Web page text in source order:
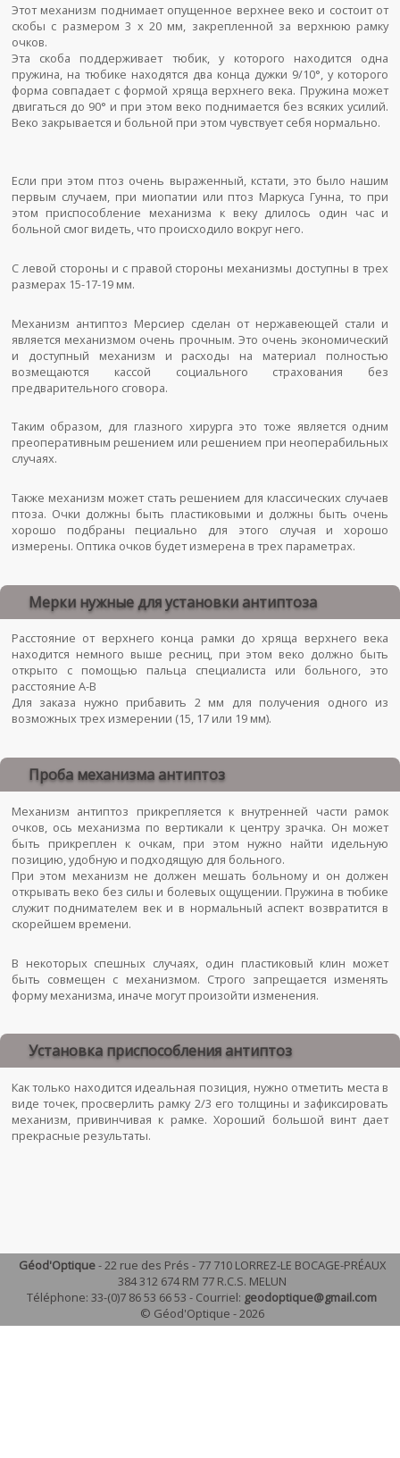
Этот механизм поднимает опущенное верхнее веко и состоит от
скобы с размером 3 х 20 мм, закрепленной за верхнюю рамку
очков.
Эта скоба поддерживает тюбик, у которого находится одна
пружина, на тюбике находятся два конца дужки 9/10°, у которого
форма совпадает с формой хряща верхнего века. Пружина может
двигаться до 90° и при этом веко поднимается без всяких усилий.
Веко закрывается и больной при этом чувствует себя нормально.
Если при этом птоз очень выраженный, кстати, это было нашим
первым случаем, при миопатии или птоз Маркуса Гунна, то при
этом приспособление механизма к веку длилось один час и
больной смог видеть, что происходило вокруг него.
С левой стороны и с правой стороны механизмы доступны в трех
размерах 15-17-19 мм.
Механизм антиптоз Мерсиер сделан от нержавеющей стали и
является механизмом очень прочным. Это очень экономический
и доступный механизм и расходы на материал полностью
возмещаются кассой социального страхования без
предварительного сговора.
Таким образом, для глазного хирурга это тоже является одним
преоперативным решением или решением при неоперабильных
случаях.
Также механизм может стать решением для классических случаев
птоза. Очки должны быть пластиковыми и должны быть очень
хорошо подбраны пециально для этого случая и хорошо
измерены. Оптика очков будет измерена в трех параметрах.
Мерки нужные для установки антиптоза
Расстояние от верхнего конца рамки до хряща верхнего века
находится немного выше ресниц, при этом веко должно быть
открыто с помощью пальца специалиста или больного, это
расстояние А-В
Для заказа нужно прибавить 2 мм для получения одного из
возможных трех измерении (15, 17 или 19 мм).
Проба механизма антиптоз
Механизм антиптоз прикрепляется к внутренней части рамок
очков, ось механизма по вертикали к центру зрачка. Он может
быть прикреплен к очкам, при этом нужно найти идельную
позицию, удобную и подходящую для больного.
При этом механизм не должен мешать больному и он должен
открывать веко без силы и болевых ощущении. Пружина в тюбике
служит поднимателем век и в нормальный аспект возвратится в
скорейшем времени.
В некоторых спешных случаях, один пластиковый клин может
быть совмещен с механизмом. Строго запрещается изменять
форму механизма, иначе могут произойти изменения.
Установка приспособления антиптоз
Как только находится идеальная позиция, нужно отметить места в
виде точек, просверлить рамку 2/3 его толщины и зафиксировать
механизм, привинчивая к рамке. Хороший большой винт дает
прекрасные результаты.
Géod'Optique- 22 rue des Prés - 77 710 LORREZ-LE BOCAGE-PRÉAUX
384 312 674 RM 77 R.C.S. MELUN
Téléphone: 33-(0)7 86 53 66 53 - Courriel: geodoptique@gmail.com
© Géod'Optique - 2026